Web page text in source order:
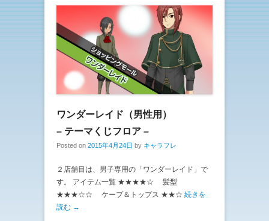
ワンダーレイド（男性用）
– テーマくじフロア –
Posted on 2015年4月24日 by キャラフレ
２店舗目は、男子専用の「ワンダーレイド」で
す。 アイテム一覧 ★★★★☆ 髪型
★★★☆☆ ケープ＆トップス ★★☆ 続きを
読む →